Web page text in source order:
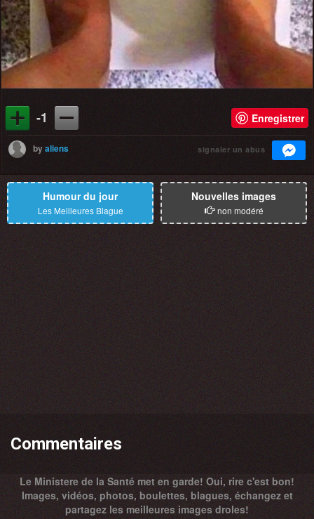
-1 Enregistrer
byaliens signaler un abus
Humour du jour
Les Meilleures Blague
Nouvelles images
non modéré
Commentaires
Le Ministere de la Santé met en garde! Oui, rire c'est bon!
Images, vidéos, photos, boulettes, blagues, échangez et
partagez les meilleures images droles!